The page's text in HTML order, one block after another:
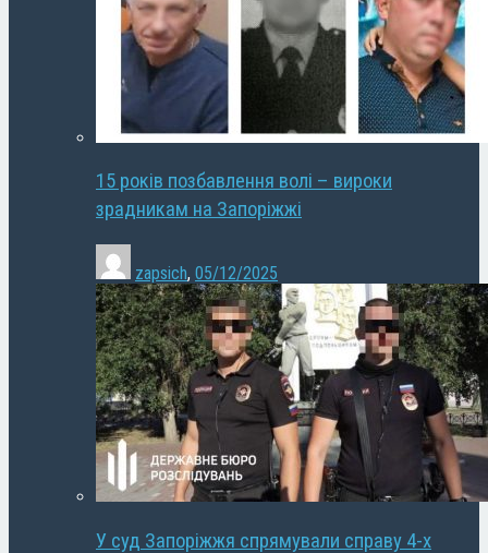
15 років позбавлення волі – вироки
зрадникам на Запоріжжі
zapsich, 05/12/2025
У суд Запоріжжя спрямували справу 4-х